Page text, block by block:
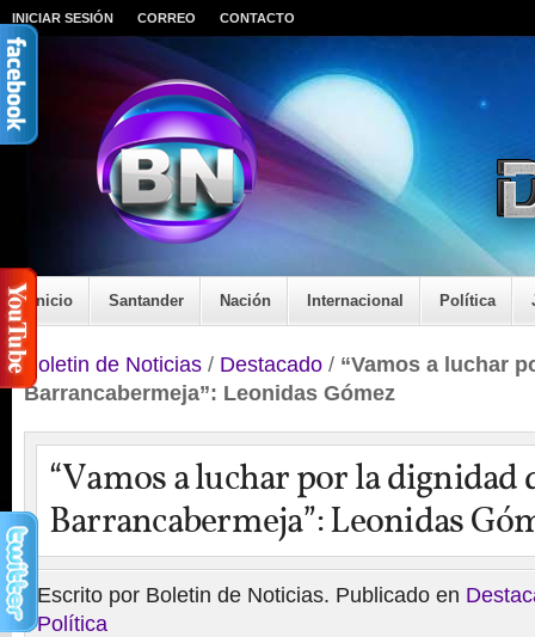
INICIAR SESIÓN CORREO CONTACTO
Inicio Santander Nación Internacional Política
Boletin de Noticias / Destacado / “Vamos a luchar
Barrancabermeja”: Leonidas Gómez
“Vamos a luchar por la dignidad
Barrancabermeja”: Leonidas
Escrito por Boletin de Noticias. Publicado en
Política